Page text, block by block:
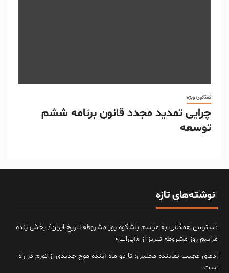
گفتگوی ویژه
چرایی تمدید مجدد قانون برنامه ششم
توسعه
نوشته‌های تازه
دسترسی همگانی به مراسم باشکوه روز مشروطه تاریخ ایران/ پخش زنده
مراسم روز مشروطه تبریز از «آپارات»
ادعای عجیب نماینده مجلس: تا دو ماه آینده موج جدیدی از تورم در راه
است